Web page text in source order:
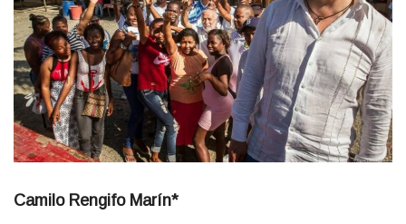
Camilo Rengifo Marín*